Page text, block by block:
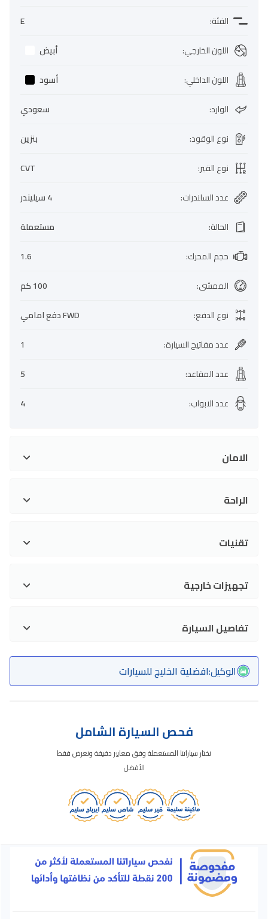
الفئة:
E
اللون الخارجي:
أبيض
اللون الداخلي:
أسود
الوارد:
سعودي
نوع الوقود:
بنزين
نوع القير:
CVT
عدد السلندرات:
4 سيليندر
الحالة:
مستعملة
حجم المحرك:
1.6
الممشى:
100 كم
نوع الدفع:
FWD دفع امامي
عدد مفاتيح السيارة:
1
عدد المقاعد:
5
عدد الابواب:
4
الامان
الراحة
تقنيات
تجهيزات خارجية
تفاصيل السيارة
الوكيل:افضلية الخليج للسيارات
فحص السيارة الشامل
نختار سياراتنا المستعملة وفق معايير دقيقة ونعرض فقط
الأفضل